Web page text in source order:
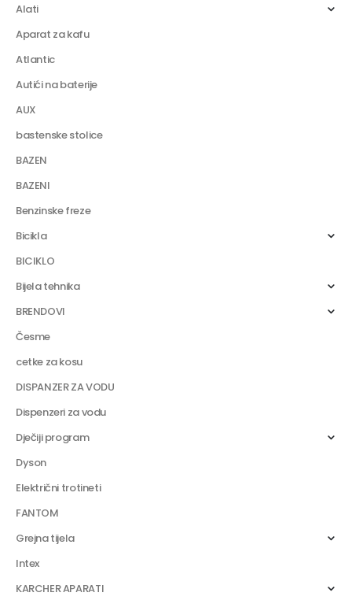
Alati
Aparat za kafu
Atlantic
Autići na baterije
AUX
bastenske stolice
BAZEN
BAZENI
Benzinske freze
Bicikla
BICIKLO
Bijela tehnika
BRENDOVI
Česme
cetke za kosu
DISPANZER ZA VODU
Dispenzeri za vodu
Dječiji program
Dyson
Električni trotineti
FANTOM
Grejna tijela
Intex
KARCHER APARATI